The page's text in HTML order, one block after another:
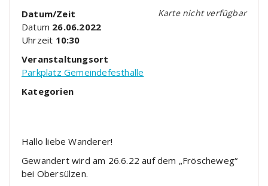
Karte nicht verfügbar
Datum/Zeit
Datum 26.06.2022
Uhrzeit 10:30
Veranstaltungsort
Parkplatz Gemeindefesthalle
Kategorien
Hallo liebe Wanderer!
Gewandert wird am 26.6.22 auf dem „Fröscheweg“
bei Obersülzen.